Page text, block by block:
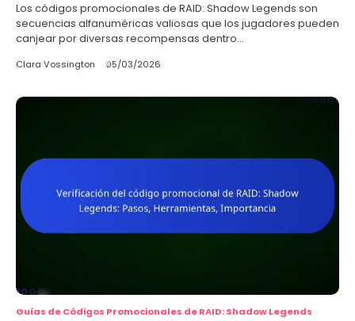
Los códigos promocionales de RAID: Shadow Legends son
secuencias alfanuméricas valiosas que los jugadores pueden
canjear por diversas recompensas dentro…
Clara Vossington 05/03/2026
Guías de Códigos Promocionales de RAID: Shadow Legends